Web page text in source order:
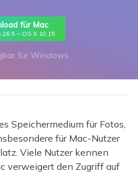
für Mac
26.5 ~ OS X 10.15
für Windows
Speichermedium für Fotos,
für Mac-Nutzer
Viele Nutzer kennen
verweigert den Zugriff auf